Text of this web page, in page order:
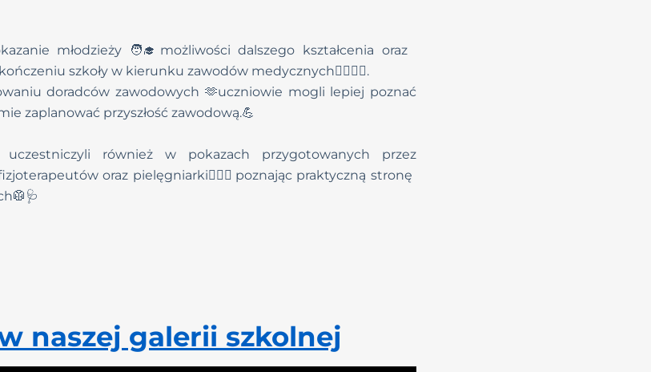
młodzieży 🧑‍🎓możliwości dalszego kształcenia oraz
szkoły w kierunku zawodów medycznych👩‍⚕️💆‍♀️.
doradców zawodowych 🫶uczniowie mogli lepiej poznać
zaplanować przyszłość zawodową.💪
uczestniczyli również w pokazach przygotowanych przez
oraz pielęgniarki👩🏼‍⚕️poznając praktyczną stronę
naszej galerii szkolnej